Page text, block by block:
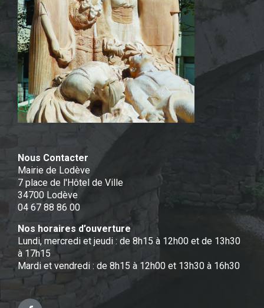
Nous Contacter
Mairie de Lodève
7 place de l'Hôtel de Ville
34700 Lodève
04 67 88 86 00
Nos horaires d’ouverture
Lundi, mercredi et jeudi : de 8h15 à 12h00 et de 13h30
à 17h15
Mardi et vendredi : de 8h15 à 12h00 et 13h30 à 16h30